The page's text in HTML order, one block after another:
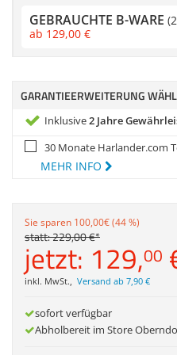
GEBRAUCHTE B-WARE
ab 129,00 €
GARANTIEERWEITERUNG
Inklusive2 Jahre
30 Monate Harlander.com
MEHR INFO
Sie sparen 100,00€ (44 %)
statt:229,00€*
jetzt: 129,00
inkl. MwSt., Versand ab 7,90 €
sofort verfügbar
Abholbereit im Store